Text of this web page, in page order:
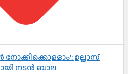
നോക്കിക്കൊള്ളാം’: ഉല്ലാസ്
നടൻ ബാല